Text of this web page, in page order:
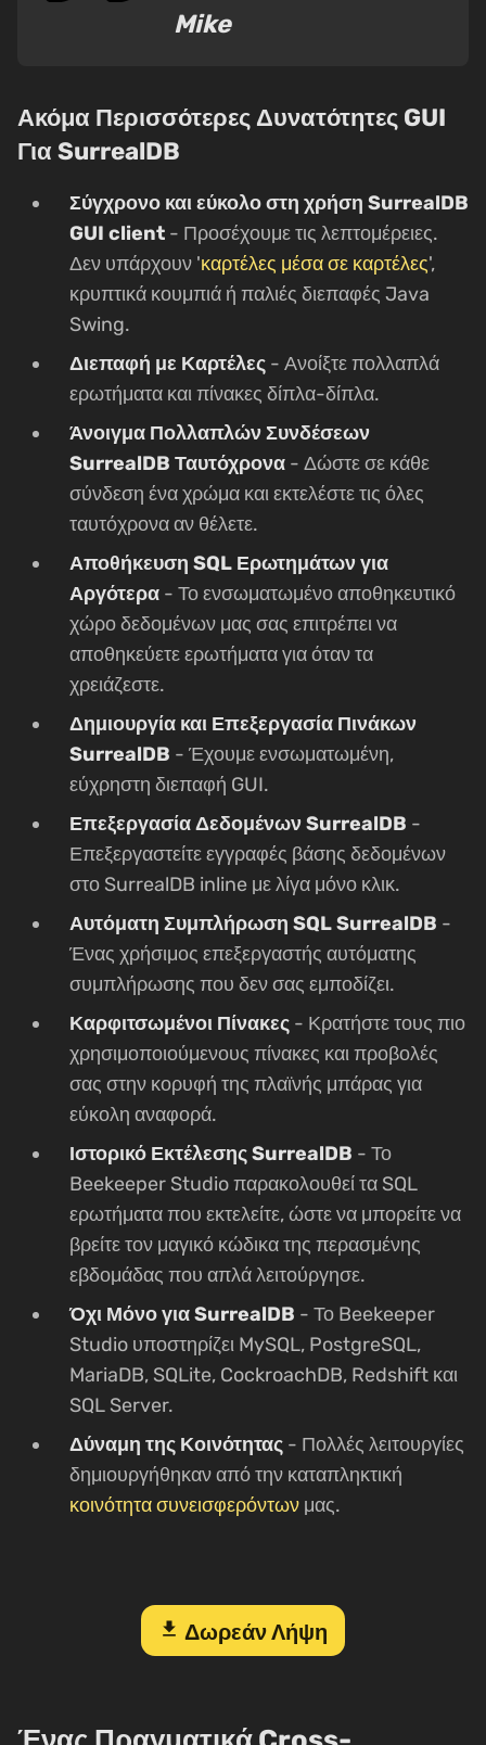
Mike
Ακόμα Περισσότερες Δυνατότητες GUI
Για SurrealDB
Σύγχρονο και εύκολο στη χρήση SurrealDB
GUI client - Προσέχουμε τις λεπτομέρειες.
Δεν υπάρχουν 'καρτέλες μέσα σε καρτέλες',
κρυπτικά κουμπιά ή παλιές διεπαφές Java
Swing.
Διεπαφή με Καρτέλες - Ανοίξτε πολλαπλά
ερωτήματα και πίνακες δίπλα-δίπλα.
Άνοιγμα Πολλαπλών Συνδέσεων
SurrealDB Ταυτόχρονα - Δώστε σε κάθε
σύνδεση ένα χρώμα και εκτελέστε τις όλες
ταυτόχρονα αν θέλετε.
Αποθήκευση SQL Ερωτημάτων για
Αργότερα - Το ενσωματωμένο αποθηκευτικό
χώρο δεδομένων μας σας επιτρέπει να
αποθηκεύετε ερωτήματα για όταν τα
χρειάζεστε.
Δημιουργία και Επεξεργασία Πινάκων
SurrealDB - Έχουμε ενσωματωμένη,
εύχρηστη διεπαφή GUI.
Επεξεργασία Δεδομένων SurrealDB -
Επεξεργαστείτε εγγραφές βάσης δεδομένων
στο SurrealDB inline με λίγα μόνο κλικ.
Αυτόματη Συμπλήρωση SQL SurrealDB -
Ένας χρήσιμος επεξεργαστής αυτόματης
συμπλήρωσης που δεν σας εμποδίζει.
Καρφιτσωμένοι Πίνακες - Κρατήστε τους πιο
χρησιμοποιούμενους πίνακες και προβολές
σας στην κορυφή της πλαϊνής μπάρας για
εύκολη αναφορά.
Ιστορικό Εκτέλεσης SurrealDB - Το
Beekeeper Studio παρακολουθεί τα SQL
ερωτήματα που εκτελείτε, ώστε να μπορείτε να
βρείτε τον μαγικό κώδικα της περασμένης
εβδομάδας που απλά λειτούργησε.
Όχι Μόνο για SurrealDB - Το Beekeeper
Studio υποστηρίζει MySQL, PostgreSQL,
MariaDB, SQLite, CockroachDB, Redshift και
SQL Server.
Δύναμη της Κοινότητας - Πολλές λειτουργίες
δημιουργήθηκαν από την καταπληκτική
κοινότητα συνεισφερόντων μας.
download Δωρεάν Λήψη